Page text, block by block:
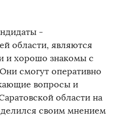
-
области, являются
и хорошо знакомы с
смогут оперативно
вопросы и
области на
своим мнением